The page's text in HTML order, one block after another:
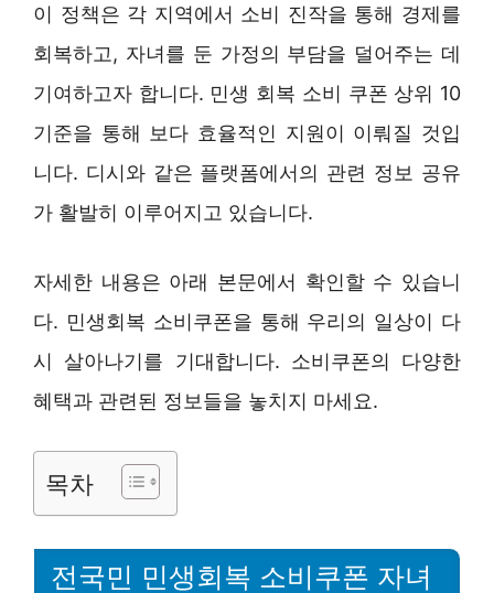
이 정책은 각 지역에서 소비 진작을 통해 경제를
회복하고, 자녀를 둔 가정의 부담을 덜어주는 데
기여하고자 합니다. 민생 회복 소비 쿠폰 상위 10
기준을 통해 보다 효율적인 지원이 이뤄질 것입
니다. 디시와 같은 플랫폼에서의 관련 정보 공유
가 활발히 이루어지고 있습니다.
자세한 내용은 아래 본문에서 확인할 수 있습니
다. 민생회복 소비쿠폰을 통해 우리의 일상이 다
시 살아나기를 기대합니다. 소비쿠폰의 다양한
혜택과 관련된 정보들을 놓치지 마세요.
목차
전국민 민생회복 소비쿠폰 자녀